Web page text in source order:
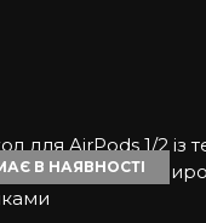
різний
Пропонуємо на
В НАЯВНОСТІ